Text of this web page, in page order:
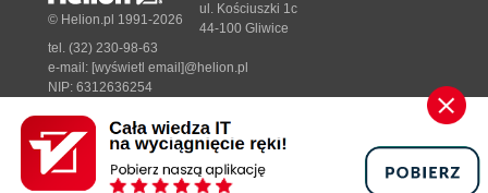
Otwieranie obrazów RAW (115)
Podstawowe informacje o oknie Camera Raw
(115)
Korekcja balansu bieli (118)
Korekcja ekspozycji (120)
Zmiana kontrastu i nasycenia w obrazie (126)
Korygowanie kontrastu za pomocą krzywych
Designed with ♥ byTonik.pl
© Helion.pl 1991-2026
ul. Kościuszki 1c
44-100 Gliwice
tel. (32) 230-98-63
e-mail: [wyświetl email]@helion.pl
NIP: 6312636254